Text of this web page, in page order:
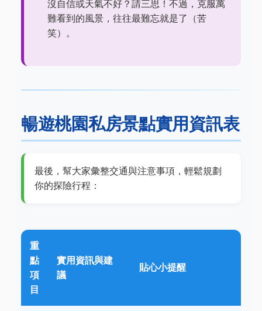
沒自信或天氣不好？請三思！不過，克服萬
難看到的風景，往往最難忘就是了（苦
笑）。
暢遊桃園私房景點實用資訊表
最後，幫大家彙整交通與注意事項，輕鬆規劃
你的探險行程：
重
點
項
目
實用資訊與建
議
貼心小提醒